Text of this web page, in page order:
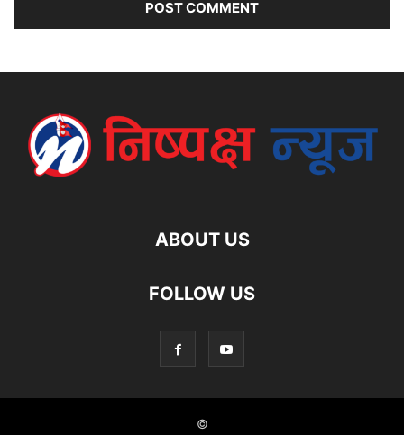
ABOUT US
FOLLOW US
©